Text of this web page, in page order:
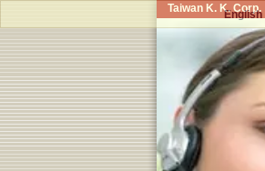
Taiwan K. K. Corp.
English|